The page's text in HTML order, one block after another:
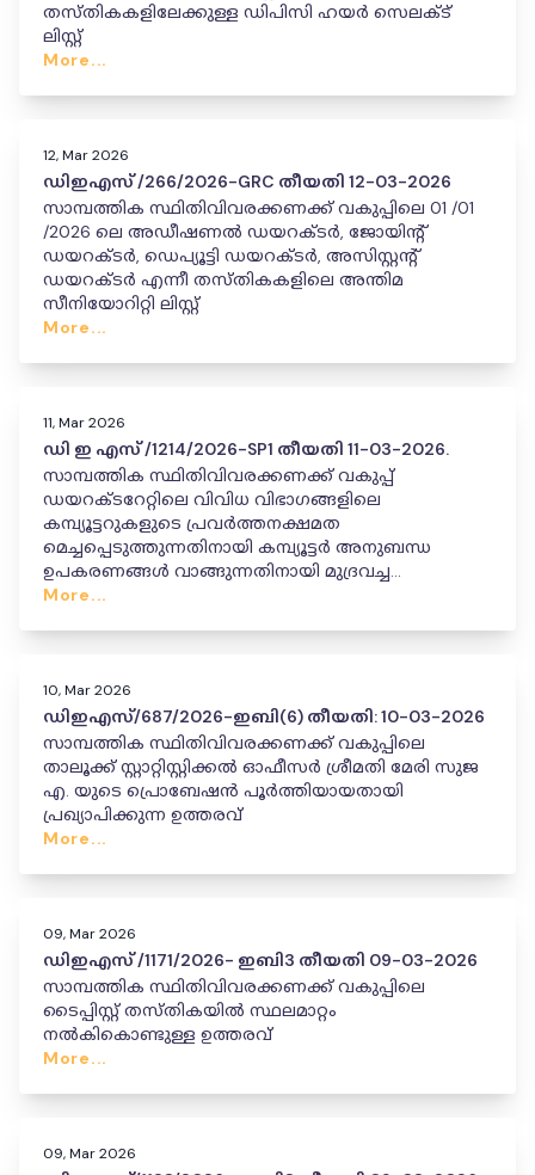
തസ്തികകളിലേക്കുള്ള ഡിപിസി ഹയർ സെലക്ട്
ലിസ്റ്റ്
More...
12, Mar 2026
ഡിഇഎസ് /266/2026-GRC തീയതി 12-03-2026
സാമ്പത്തിക സ്ഥിതിവിവരക്കണക്ക് വകുപ്പിലെ 01 /01
/2026 ലെ അഡീഷണൽ ഡയറക്ടർ, ജോയിന്റ്
ഡയറക്ടർ, ഡെപ്യൂട്ടി ഡയറക്ടർ, അസിസ്റ്റന്റ്
ഡയറക്ടർ എന്നീ തസ്‌തികകളിലെ അന്തിമ
സീനിയോറിറ്റി ലിസ്റ്റ്
More...
11, Mar 2026
ഡി ഇ എസ് /1214/2026-SP1 തീയതി 11-03-2026.
സാമ്പത്തിക സ്ഥിതിവിവരക്കണക്ക് വകുപ്പ്
ഡയറക്ടറേറ്റിലെ വിവിധ വിഭാഗങ്ങളിലെ
കമ്പ്യൂട്ടറുകളുടെ പ്രവർത്തനക്ഷമത
മെച്ചപ്പെടുത്തുന്നതിനായി കമ്പ്യൂട്ടർ അനുബന്ധ
ഉപകരണങ്ങൾ വാങ്ങുന്നതിനായി മുദ്രവച്ച
ക്വട്ടേഷനുകൾ ക്ഷണിച്ചുകൊണ്ടുള്ള അറിയിപ്പ്
More...
10, Mar 2026
ഡിഇഎസ്/687/2026-ഇബി(6) തീയതി: 10-03-2026
സാമ്പത്തിക സ്ഥിതിവിവരക്കണക്ക് വകുപ്പിലെ
താലൂക്ക് സ്റ്റാറ്റിസ്റ്റിക്കൽ ഓഫീസർ ശ്രീമതി മേരി സുജ
എ. യുടെ പ്രൊബേഷൻ പൂർത്തിയായതായി
പ്രഖ്യാപിക്കുന്ന ഉത്തരവ്
More...
09, Mar 2026
ഡിഇഎസ് /1171/2026- ഇബി3 തീയതി 09-03-2026
സാമ്പത്തിക സ്ഥിതിവിവരക്കണക്ക് വകുപ്പിലെ
ടൈപ്പിസ്റ്റ് തസ്തികയിൽ സ്ഥലമാറ്റം
നൽകികൊണ്ടുള്ള ഉത്തരവ്
More...
09, Mar 2026